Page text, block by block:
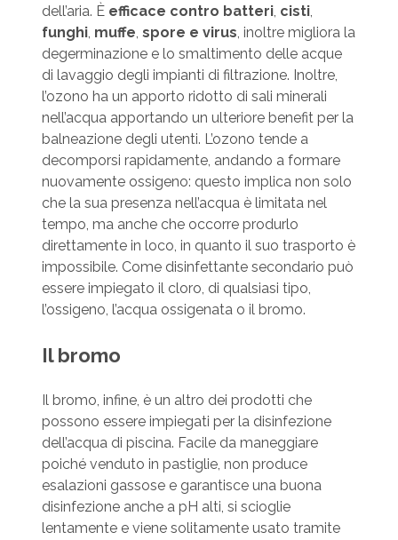
dell’aria. È ef­ficace contro batteri, cisti,
funghi, muffe, spore e virus, inol­tre migliora la
degerminazione e lo smaltimento delle acque
di lavaggio degli impianti di filtrazione. Inoltre,
l’ozono ha un apporto ridotto di sali minerali
nell’acqua ap­portando un ulteriore benefit per la
balneazione degli utenti. L’ozono tende a
decomporsi rapidamente, andando a forma­re
nuovamente ossigeno: questo implica non solo
che la sua presenza nell’acqua è limitata nel
tempo, ma anche che oc­corre produrlo
direttamente in loco, in quanto il suo traspor­to è
impossibile. Come disinfettante secondario può
essere impiegato il cloro, di qualsiasi tipo,
l’ossigeno, l’acqua ossige­nata o il bromo.
Il bromo
Il bromo, infine, è un altro dei prodotti che
possono essere impiegati per la disinfezione
dell’acqua di piscina. Facile da maneggiare
poiché venduto in pastiglie, non produce
esalazioni gassose e garantisce una buona
disinfezione anche a pH alti, si scioglie
lentamen­te e viene solitamente usato tramite